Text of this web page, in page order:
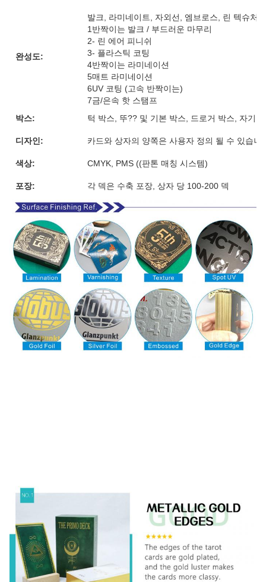
완성도:
발크, 라미네이트, 자외선, 엠브로스, 린 텍슈처,
1반짝이는 발크 / 부드러운 마무리
2- 린 에어 피니쉬
3- 플라스틱 코팅
4반짝이는 라미네이션
5매트 라미네이션
6UV 코팅 (고속 반짝이는)
7금/은속 핫 스탬프
박스:
턱 박스, 뚜?? 및 기본 박스, 드로거 박스, 자기
디자인: 카드와 상자의 양쪽은 사용자 정의 될 수 있습니
색상: CMYK, PMS ((판톤 매칭 시스템)
포장: 각 덱은 수축 포장, 상자 당 100-200 덱